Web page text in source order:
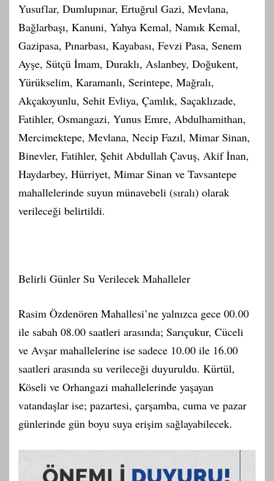
Yusuflar, Dumlupınar, Ertuğrul Gazi, Mevlana,
Bağlarbaşı, Kanuni, Yahya Kemal, Namık Kemal,
Gazipasa, Pınarbası, Kayabası, Fevzi Pasa, Senem
Ayşe, Sütçü İmam, Duraklı, Aslanbey, Doğukent,
Yürükselim, Karamanlı, Serintepe, Mağralı,
Akçakoyunlu, Sehit Evliya, Çamlık, Saçaklızade,
Fatihler, Osmangazi, Yunus Emre, Abdulhamithan,
Mercimektepe, Mevlana, Necip Fazıl, Mimar Sinan,
Binevler, Fatihler, Şehit Abdullah Çavuş, Akif İnan,
Haydarbey, Hürriyet, Mimar Sinan ve Tavsantepe
mahallelerinde suyun münavebeli (sıralı) olarak
verileceği belirtildi.
Belirli Günler Su Verilecek Mahalleler
Rasim Özdenören Mahallesi’ne yalnızca gece 00.00
ile sabah 08.00 saatleri arasında; Sarıçukur, Cüceli
ve Avşar mahallelerine ise sadece 10.00 ile 16.00
saatleri arasında su verileceği duyuruldu. Kürtül,
Köseli ve Orhangazi mahallelerinde yaşayan
vatandaşlar ise; pazartesi, çarşamba, cuma ve pazar
günlerinde gün boyu suya erişim sağlayabilecek.